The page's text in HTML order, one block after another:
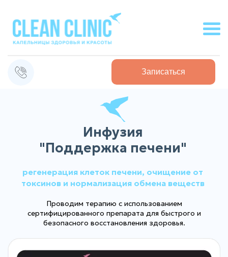
Записаться
Инфузия
"Поддержка печени"
регенерация клеток печени, очищение от
токсинов и нормализация обмена веществ
Проводим терапию с использованием
сертифицированного препарата для быстрого и
безопасного восстановления здоровья.